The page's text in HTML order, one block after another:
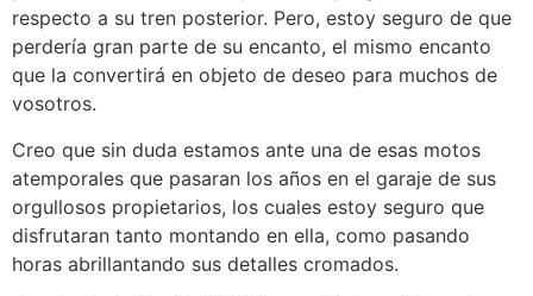
respecto a su tren posterior. Pero, estoy seguro de que
perdería gran parte de su encanto, el mismo encanto
que la convertirá en objeto de deseo para muchos de
vosotros.
Creo que sin duda estamos ante una de esas motos
atemporales que pasaran los años en el garaje de sus
orgullosos propietarios, los cuales estoy seguro que
disfrutaran tanto montando en ella, como pasando
horas abrillantando sus detalles cromados.